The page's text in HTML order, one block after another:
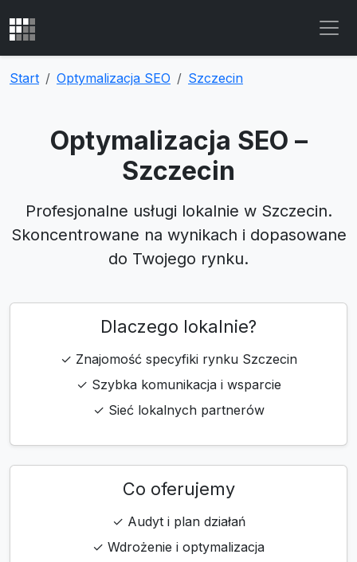
Start Optymalizacja SEO Szczecin
Optymalizacja SEO –
Szczecin
Profesjonalne usługi lokalnie w Szczecin.
Skoncentrowane na wynikach i dopasowane
do Twojego rynku.
Dlaczego lokalnie?
✓ Znajomość specyfiki rynku Szczecin
✓ Szybka komunikacja i wsparcie
✓ Sieć lokalnych partnerów
Co oferujemy
✓ Audyt i plan działań
✓ Wdrożenie i optymalizacja